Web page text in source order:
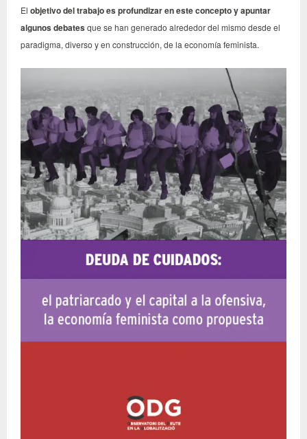
El objetivo del trabajo es profundizar en este concepto y apuntar
algunos debatesque se han generado alrededor del mismo desde el
paradigma, diverso y en construcción, de la economía feminista.